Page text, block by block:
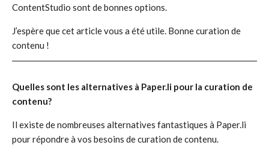
ContentStudio sont de bonnes options.
J’espère que cet article vous a été utile. Bonne curation de
contenu !
Quelles sont les alternatives à Paper.li pour la curation de
contenu?
Il existe de nombreuses alternatives fantastiques à Paper.li
pour répondre à vos besoins de curation de contenu.